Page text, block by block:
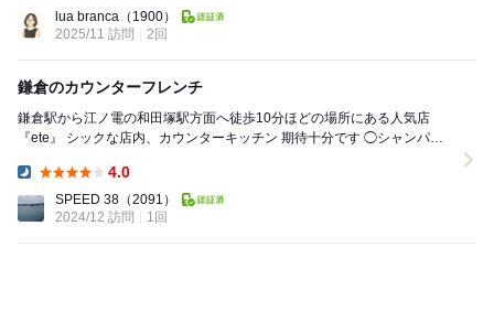
lua branca （1900）
2025/11 訪問
2回
鎌倉のカウンターフレンチ
鎌倉駅から江ノ電の和田塚駅方面へ徒歩10分ほどの場所にある人気店
『ete』 シックな店内、カウンターキッチン 期待十分です ◯シャンパン
4.0
SPEED 38 （2091）
2024/12 訪問
1回